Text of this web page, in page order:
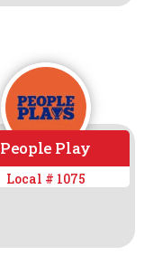
People Play
Local # 1075